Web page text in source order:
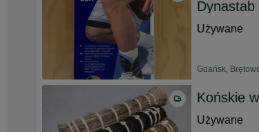
Używane
Gdańsk,
Końskie
Używane